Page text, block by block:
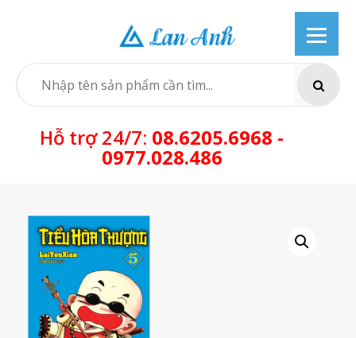
SEARCH
Hỗ trợ 24/7: 08.6205.6968 -
0977.028.486